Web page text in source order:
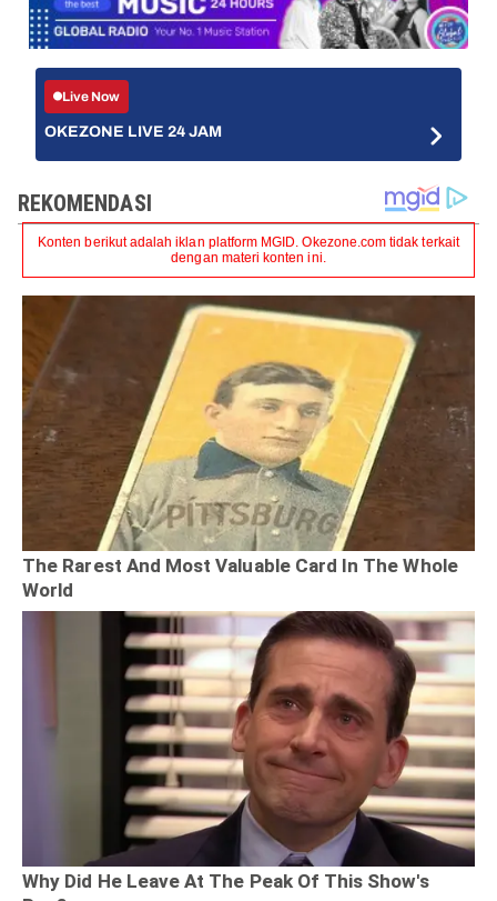
Live Now
OKEZONE LIVE 24 JAM